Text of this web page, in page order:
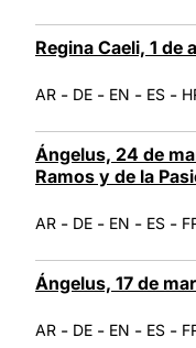
Regina Caeli, 1 de
AR - DE - EN - ES -
Ángelus, 24 de
Ramos y de la
AR - DE - EN - ES -
Ángelus, 17 de
AR - DE - EN - ES -